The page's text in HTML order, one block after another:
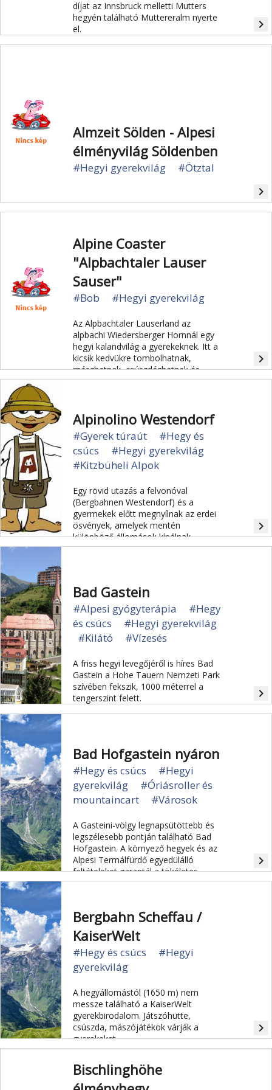
díjat az Innsbruck melletti Mutters
hegyén található Muttereralm nyerte
el.
navigate_next
Almzeit Sölden - Alpesi
élményvilág Söldenben
#Hegyi gyerekvilág #Ötztal
navigate_next
Alpine Coaster
"Alpbachtaler Lauser
Sauser"
#Bob #Hegyi gyerekvilág
Az Alpbachtaler Lauserland az
alpbachi Wiedersberger Hornnál egy
hegyi kalandvilág a gyerekeknek. Itt a
kicsik kedvükre tombolhatnak,
mászhatnak, csúszdázhatnak és
játszhatnak.
navigate_next
Alpinolino Westendorf
#Gyerek túraút
#Hegy és
csúcs
#Hegyi gyerekvilág
#Kitzbüheli Alpok
Egy rövid utazás a felvonóval
(Bergbahnen Westendorf) és a
gyermekek előtt megnyílnak az erdei
ösvények, amelyek mentén
különböző állomások kínálnak
lehetőséget a csodálkozásra,
navigate_next
Bad Gastein
#Alpesi gyógyterápia
#Hegy
és csúcs
#Hegyi gyerekvilág
#Kilátó
#Vízesés
A friss hegyi levegőjéről is híres Bad
Gastein a Hohe Tauern Nemzeti Park
szívében fekszik, 1000 méterrel a
tengerszint felett.
navigate_next
Bad Hofgastein nyáron
#Hegy és csúcs
#Hegyi
gyerekvilág
#Óriásroller és
mountaincart
#Városok
A Gasteini-völgy legnapsütöttebb és
legszélesebb pontján található Bad
Hofgastein. A környező hegyek és az
Alpesi Termálfürdő egyedülálló
feltételeket garantál a tökéletes
kikapcsolódáshoz.
navigate_next
Bergbahn Scheffau /
KaiserWelt
#Hegy és csúcs
#Hegyi
gyerekvilág
A hegyállomástól (1650 m) nem
messze található a KaiserWelt
gyerekbirodalom. Játszóhütte,
csúszda, mászójátékok várják a
gyerekeket.
navigate_next
Bischlinghöhe